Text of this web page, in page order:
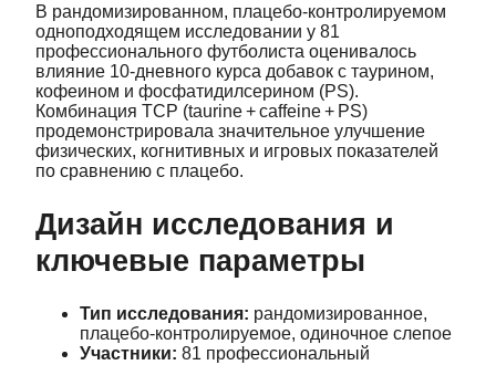
В рандомизированном, плацебо‑контролируемом
одноподходящем исследовании у 81
профессионального футболиста оценивалось
влияние 10‑дневного курса добавок с таурином,
кофеином и фосфатидилсерином (PS).
Комбинация TCP (taurine + caffeine + PS)
продемонстрировала значительное улучшение
физических, когнитивных и игровых показателей
по сравнению с плацебо.
Дизайн исследования и
ключевые параметры
Тип исследования: рандомизированное,
плацебо‑контролируемое, одиночное слепое
Участники: 81 профессиональный